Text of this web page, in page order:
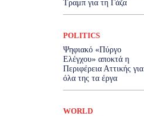
Τραμπ για τη Γάζα
POLITICS
Ψηφιακό «Πύργο
Ελέγχου» αποκτά η
Περιφέρεια Αττικής για
όλα της τα έργα
WORLD